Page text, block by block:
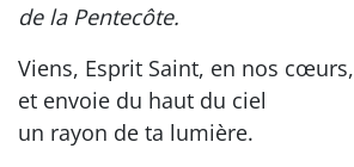
de la Pentecôte.
Viens, Esprit Saint, en nos cœurs,
et envoie du haut du ciel
un rayon de ta lumière.